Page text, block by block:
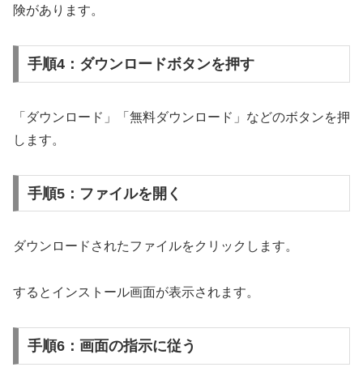
険があります。
手順4：ダウンロードボタンを押す
「ダウンロード」「無料ダウンロード」などのボタンを押
します。
手順5：ファイルを開く
ダウンロードされたファイルをクリックします。
するとインストール画面が表示されます。
手順6：画面の指示に従う